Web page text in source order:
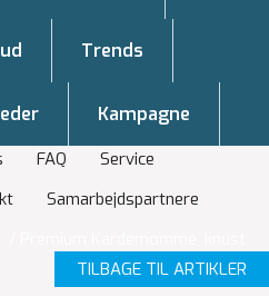
FAQ
Service
Samarbejdspartnere
Trends
Kampagne
TILBAGE TIL ARTIKLER